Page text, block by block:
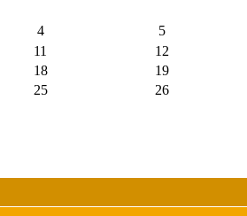
4
5
11
12
18
19
25
26